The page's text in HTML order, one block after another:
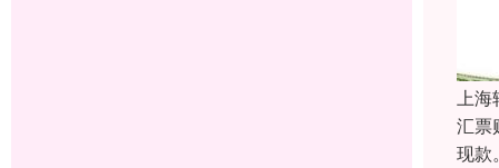
上海
汇票
现款